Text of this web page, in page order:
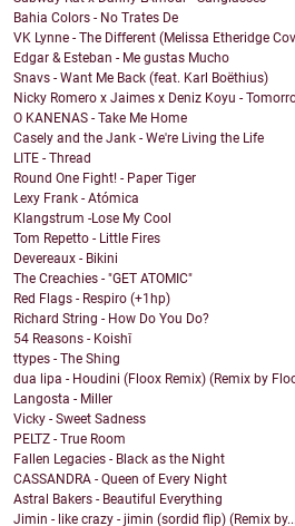
Bahia Colors - No Trates De
VK Lynne - The Different (Melissa Etheridge
Edgar & Esteban - Me gustas Mucho
Snavs - Want Me Back (feat. Karl Boëthius)
Nicky Romero x Jaimes x Deniz Koyu -
O KANENAS - Take Me Home
Casely and the Jank - We're Living the Life
LITE - Thread
Round One Fight! - Paper Tiger
Lexy Frank - Atómica
Klangstrum -Lose My Cool
Tom Repetto - Little Fires
Devereaux - Bikini
The Creachies - "GET ATOMIC"
Red Flags - Respiro (+1hp)
Richard String - How Do You Do?
54 Reasons - Koishī
ttypes - The Shing
dua lipa - Houdini (Floox Remix) (Remix by
Langosta - Miller
Vicky - Sweet Sadness
PELTZ - True Room
Fallen Legacies - Black as the Night
CASSANDRA - Queen of Every Night
Astral Bakers - Beautiful Everything
Jimin - like crazy - jimin (sordid flip) (Remix by...